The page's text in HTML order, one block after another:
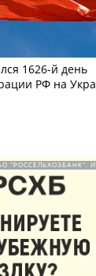
1626-й день
РФ на
"РОССЕЛЬХОЗБАНК".